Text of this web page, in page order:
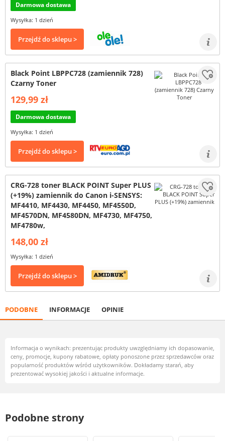
Darmowa dostawa
Wysyłka: 1 dzień
Przejdź do sklepu >
Black Point LBPPC728 (zamiennik 728)
Czarny Toner
129,99 zł
Darmowa dostawa
Wysyłka: 1 dzień
Przejdź do sklepu >
CRG-728 toner BLACK POINT Super PLUS
(+19%) zamiennik do Canon i-SENSYS:
MF4410, MF4430, MF4450, MF4550D,
MF4570DN, MF4580DN, MF4730, MF4750,
MF4780w,
148,00 zł
Wysyłka: 1 dzień
Przejdź do sklepu >
PODOBNE INFORMACJE OPINIE
Informacja o wynikach: prezentując produkty uwzględniamy ich dopasowanie,
ceny, promocje, kupony rabatowe, opłaty ponoszone przez sprzedawców oraz
popularność produktów wśród użytkowników. Dokładamy starań, aby
prezentować wysokiej jakości i aktualne informacje.
Podobne strony